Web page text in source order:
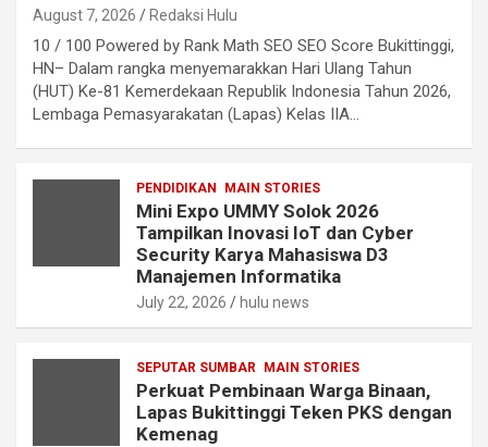
August 7, 2026 Redaksi Hulu
10 / 100 Powered by Rank Math SEO SEO Score Bukittinggi,
HN– Dalam rangka menyemarakkan Hari Ulang Tahun
(HUT) Ke-81 Kemerdekaan Republik Indonesia Tahun 2026,
Lembaga Pemasyarakatan (Lapas) Kelas IIA…
PENDIDIKAN MAIN STORIES
Mini Expo UMMY Solok 2026
Tampilkan Inovasi IoT dan Cyber
Security Karya Mahasiswa D3
Manajemen Informatika
July 22, 2026 hulu news
SEPUTAR SUMBAR MAIN STORIES
Perkuat Pembinaan Warga Binaan,
Lapas Bukittinggi Teken PKS dengan
Kemenag